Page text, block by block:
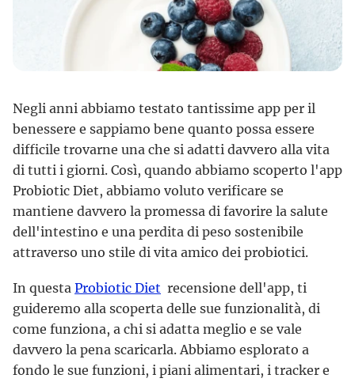
Negli anni abbiamo testato tantissime app per il
benessere e sappiamo bene quanto possa essere
difficile trovarne una che si adatti davvero alla vita
di tutti i giorni. Così, quando abbiamo scoperto l'app
Probiotic Diet, abbiamo voluto verificare se
mantiene davvero la promessa di favorire la salute
dell'intestino e una perdita di peso sostenibile
attraverso uno stile di vita amico dei probiotici.
In questa Probiotic Diet recensione dell'app, ti
guideremo alla scoperta delle sue funzionalità, di
come funziona, a chi si adatta meglio e se vale
davvero la pena scaricarla. Abbiamo esplorato a
fondo le sue funzioni, i piani alimentari, i tracker e